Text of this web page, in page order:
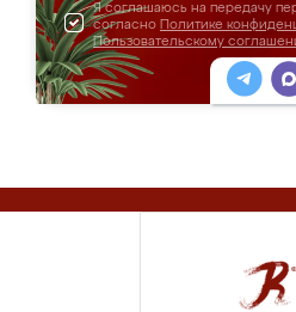
Я соглашаюсь на передачу
согласно Политике
Пользовательскому